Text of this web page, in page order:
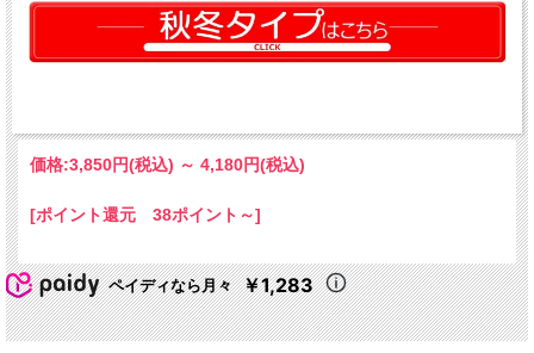
価格:3,850円(税込) ～ 4,180円(税込)
[ポイント還元 38ポイント～]
ペイディなら月々 ￥1,283